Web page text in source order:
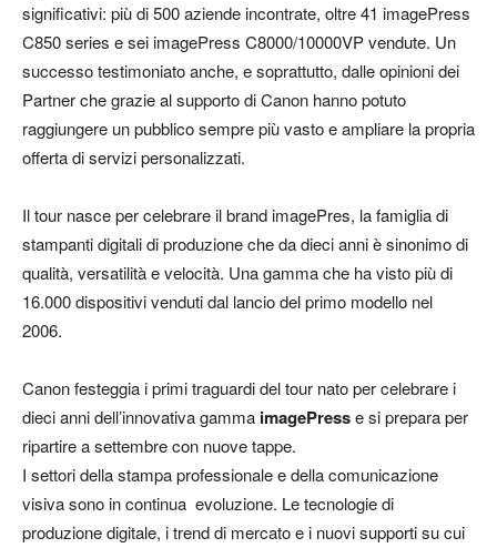
significativi: più di 500 aziende incontrate, oltre 41 imagePress
C850 series e sei imagePress C8000/10000VP vendute. Un
successo testimoniato anche, e soprattutto, dalle opinioni dei
Partner che grazie al supporto di Canon hanno potuto
raggiungere un pubblico sempre più vasto e ampliare la propria
offerta di servizi personalizzati.
Il tour nasce per celebrare il brand imagePres, la famiglia di
stampanti digitali di produzione che da dieci anni è sinonimo di
qualità, versatilità e velocità. Una gamma che ha visto più di
16.000 dispositivi venduti dal lancio del primo modello nel
2006.
Canon festeggia i primi traguardi del tour nato per celebrare i
dieci anni dell’innovativa gamma imagePresse si prepara per
ripartire a settembre con nuove tappe.
I settori della stampa professionale e della comunicazione
visiva sono in continua evoluzione. Le tecnologie di
produzione digitale, i trend di mercato e i nuovi supporti su cui